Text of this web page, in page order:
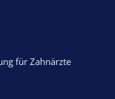
für Zahnärzte